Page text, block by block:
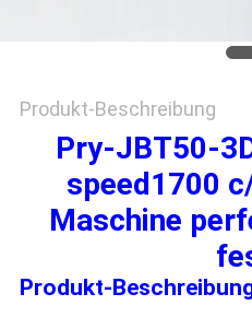
Produkt-Beschreibung
Pry-JBT50-
speed1700
Maschine
Produkt-